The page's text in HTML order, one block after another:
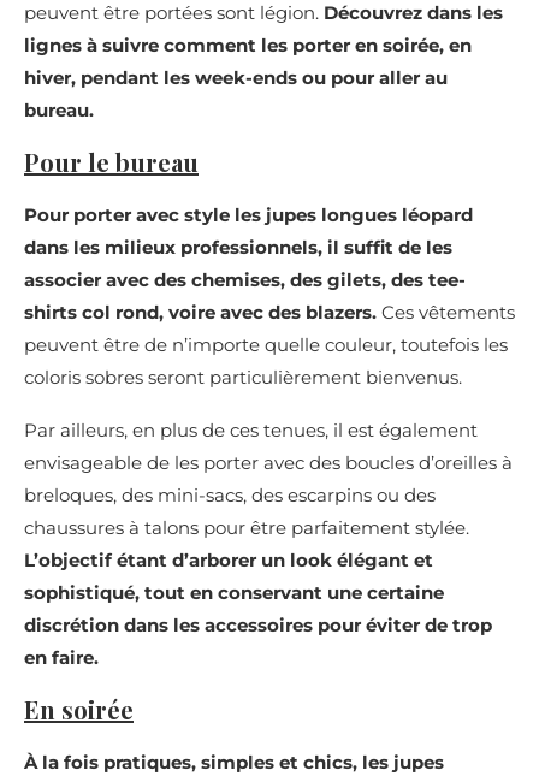
peuvent être portées sont légion. Découvrez dans les
lignes à suivre comment les porter en soirée, en
hiver, pendant les week-ends ou pour aller au
bureau.
Pour le bureau
Pour porter avec style les jupes longues léopard
dans les milieux professionnels, il suffit de les
associer avec des chemises, des gilets, des tee-
shirts col rond, voire avec des blazers. Ces vêtements
peuvent être de n’importe quelle couleur, toutefois les
coloris sobres seront particulièrement bienvenus.
Par ailleurs, en plus de ces tenues, il est également
envisageable de les porter avec des boucles d’oreilles à
breloques, des mini-sacs, des escarpins ou des
chaussures à talons pour être parfaitement stylée.
L’objectif étant d’arborer un look élégant et
sophistiqué, tout en conservant une certaine
discrétion dans les accessoires pour éviter de trop
en faire.
En soirée
À la fois pratiques, simples et chics, les jupes